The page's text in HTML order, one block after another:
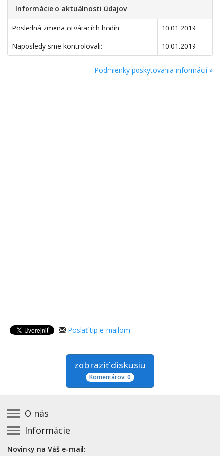
Informácie o aktuálnosti údajov
Posledná zmena otváracích hodín:
10.01.2019
Naposledy sme kontrolovali:
10.01.2019
Podmienky poskytovania informácií »
Poslať tip e-mailom
zobraziť diskusiu
Komentárov: 0
O nás
Kontakt na prevádzkovateľa
Zásady používania cookies
Informácie
Základná registrácia otváracích hodín zadarmo
Novinky na Váš e-mail: